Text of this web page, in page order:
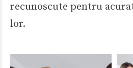
recunoscute pentru
lor.